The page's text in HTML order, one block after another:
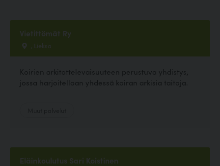
Vietittömät Ry
, Lieksa
Koirien arkitottelevaisuuteen perustuva yhdistys,
jossa harjoitellaan yhdessä koiran arkisia taitoja.
Eläinkoulutus Sari Koistinen